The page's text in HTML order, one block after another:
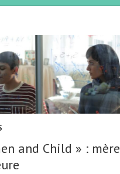
and Child » : mère